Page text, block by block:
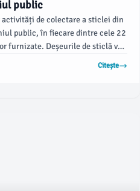
public
activități de colectare a sticlei din
public, în fiecare dintre cele 22
furnizate. Deșeurile de sticlă vor
marcate în calendare cu verde.
Citește